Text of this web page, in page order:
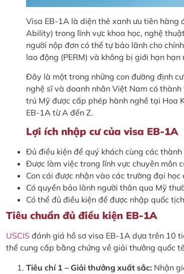
Visa EB-1A là diện thẻ xanh ưu tiên
Ability) trong lĩnh vực khoa học, nghệ
người nộp đơn có thể tự bảo lãnh cho
lao động (PERM) và không bị giới hạn
Đây là một trong những con đường định
nghệ sĩ và doanh nhân Việt Nam có
trú Mỹ được cấp phép hành nghề tại Hoa
EB-1A từ A đến Z.
Lợi ích nhập cư của visa EB-1A
Đủ điều kiện để quý khách cùng các
Được làm việc trong lĩnh vực chuyên môn
Con cái được nhận vào các trường đại
Có quyền bảo lãnh người thân qua Mỹ
Có thể đủ điều kiện để được nhập quốc
Tiêu chuẩn đủ điều kiện EB-1A
USCIS đánh giá hồ sơ visa EB-1A dựa trên 10
thể cung cấp bằng chứng về giải thưởng quốc
Tiêu chí 1 – Giải thưởng xuất sắc: Nhận